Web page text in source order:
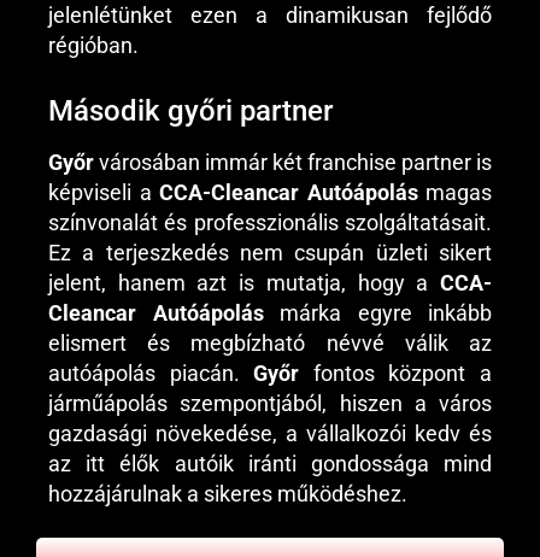
jelenlétünket ezen a dinamikusan fejlődő
régióban.
Második győri partner
Győrvárosában immár két franchise partner is
képviseli a CCA-Cleancar Autóápolásmagas
színvonalát és professzionális szolgáltatásait.
Ez a terjeszkedés nem csupán üzleti sikert
jelent, hanem azt is mutatja, hogy a CCA-
Cleancar Autóápolásmárka egyre inkább
elismert és megbízható névvé válik az
autóápolás piacán.Győr fontos központ a
járműápolás szempontjából, hiszen a város
gazdasági növekedése, a vállalkozói kedv és
az itt élők autóik iránti gondossága mind
hozzájárulnak a sikeres működéshez.